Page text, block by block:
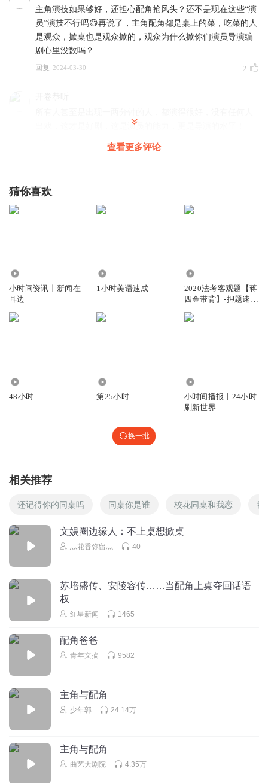
主角演技如果够好，还担心配角抢风头？还不是现在这些“演
员”演技不行吗😅再说了，主角配角都是桌上的菜，吃菜的人
是观众，掀桌也是观众掀的，观众为什么掀你们演员导演编
剧心里没数吗？
回复 2024-03-30 2
出戏，这才是好剧，这是演员的能力，更是导演的水平！
明明是没演技没身材的整容怪掀桌好吗？看看以前的电视
剧几千分钟的戏份拼不过不到200戏份的人，该反省的到底是
现在怪演得好的配角？人家几分钟的群演都演的比主角好！
回复 2024-03-30
查看更多评论
猜你喜欢
小时间资讯丨新闻在
耳边
1小时美语速成
2020法考客观题【蒋
四金带背】-押题速记
48小时 第25小时
小时间播报丨24小时
刷新世界
换一批
相关推荐
还记得你的同桌吗 同桌你是谁 校花同桌和我恋 我
文娱圈边缘人：不上桌想掀桌
灬花香弥留灬 40
苏培盛传、安陵容传……当配角上桌夺回话语
权
红星新闻 1465
配角爸爸
青年文摘 9582
主角与配角
少年郭 24.14万
主角与配角
曲艺大剧院 4.35万